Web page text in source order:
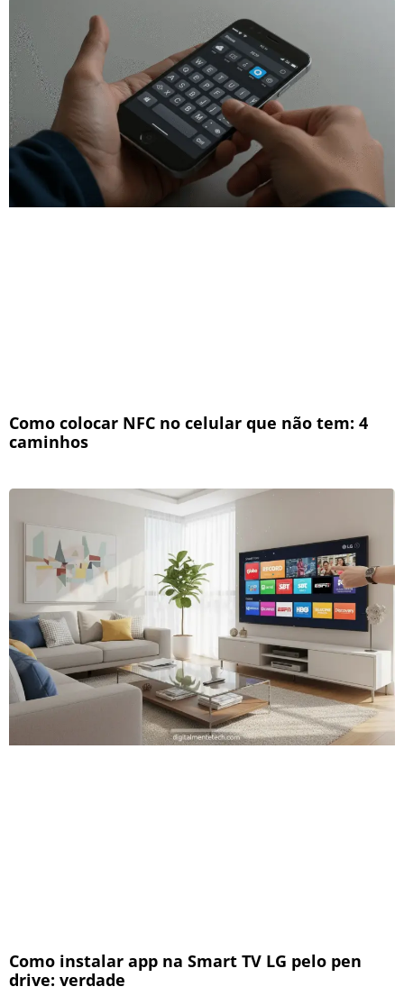
Como colocar NFC no celular que não tem: 4
caminhos
Como instalar app na Smart TV LG pelo pen
drive: verdade